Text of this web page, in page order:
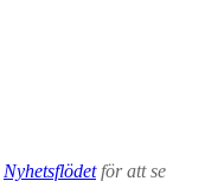
Nyhetsflödetför att se